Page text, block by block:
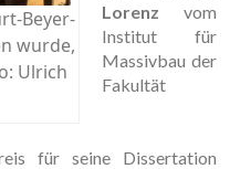
Beyer-
wurde,
Ulrich
Lorenz vom
Institut für
Massivbau der
Fakultät
für seine Dissertation